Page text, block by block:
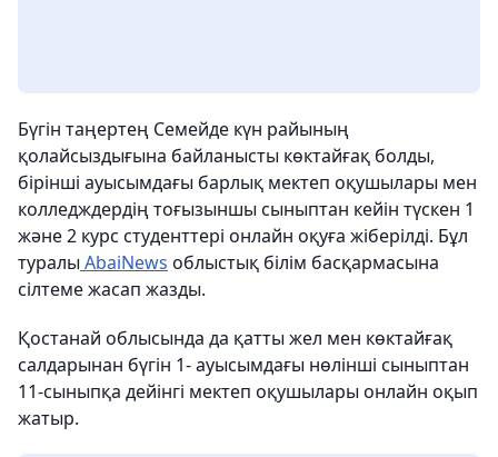
Бүгін таңертең Семейде күн райының
қолайсыздығына байланысты көктайғақ болды,
бірінші ауысымдағы барлық мектеп оқушылары мен
колледждердің тоғызыншы сыныптан кейін түскен 1
және 2 курс студенттері онлайн оқуға жіберілді. Бұл
туралы AbaiNews облыстық білім басқармасына
сілтеме жасап жазды.
Қостанай облысында да қатты жел мен көктайғақ
салдарынан бүгін 1- ауысымдағы нөлінші сыныптан
11-сыныпқа дейінгі мектеп оқушылары онлайн оқып
жатыр.